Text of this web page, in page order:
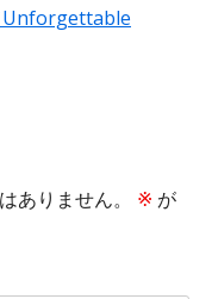
Unforgettable
ありません。 ※ が